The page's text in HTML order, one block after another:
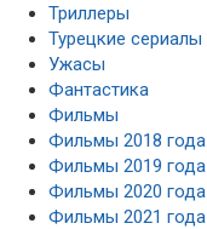
Триллеры
Турецкие сериалы
Ужасы
Фантастика
Фильмы
Фильмы 2018 года
Фильмы 2019 года
Фильмы 2020 года
Фильмы 2021 года